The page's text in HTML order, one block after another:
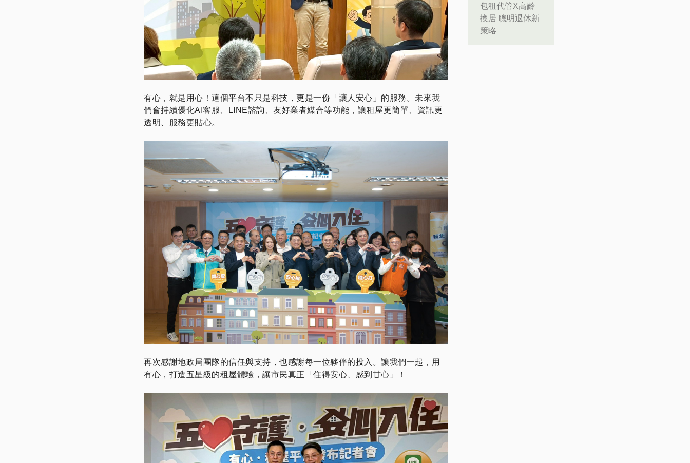
有心，就是用心！這個平台不只是科技，更是一份「讓人安心」的服務。未來我
們會持續優化AI客服、LINE諮詢、友好業者媒合等功能，讓租屋更簡單、資訊更
透明、服務更貼心。
再次感謝地政局團隊的信任與支持，也感謝每一位夥伴的投入。讓我們一起，用
有心，打造五星級的租屋體驗，讓市民真正「住得安心、感到甘心」！
包租代管X高齡
換居 聰明退休新
策略